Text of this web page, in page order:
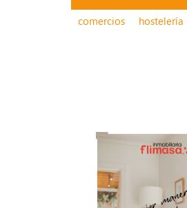
comercios hostelería